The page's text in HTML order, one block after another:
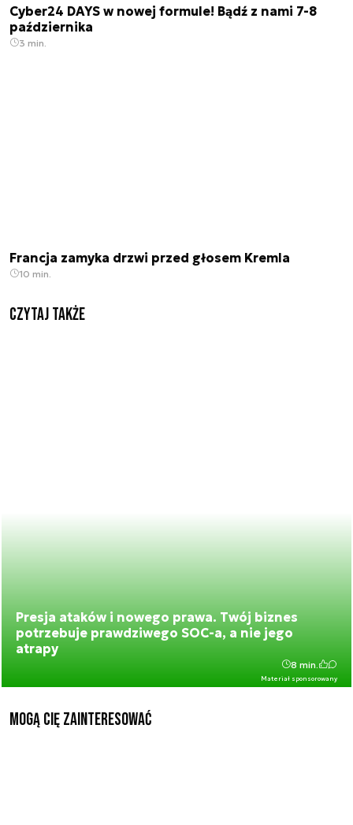
Cyber24 DAYS w nowej formule! Bądź z nami 7-8
października
3 min.
Francja zamyka drzwi przed głosem Kremla
10 min.
Czytaj także
Presja ataków i nowego prawa. Twój biznes
potrzebuje prawdziwego SOC-a, a nie jego
atrapy
Materiał sponsorowany
8 min.
Mogą Cię zainteresować